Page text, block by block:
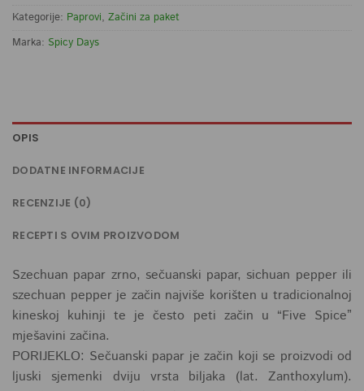
Kategorije: Paprovi, Začini za paket
Marka: Spicy Days
OPIS
DODATNE INFORMACIJE
RECENZIJE (0)
RECEPTI S OVIM PROIZVODOM
Szechuan papar zrno, sečuanski papar, sichuan pepper ili
szechuan pepper je začin najviše korišten u tradicionalnoj
kineskoj kuhinji te je često peti začin u “Five Spice”
mješavini začina.
PORIJEKLO: Sečuanski papar je začin koji se proizvodi od
ljuski sjemenki dviju vrsta biljaka (lat. Zanthoxylum).